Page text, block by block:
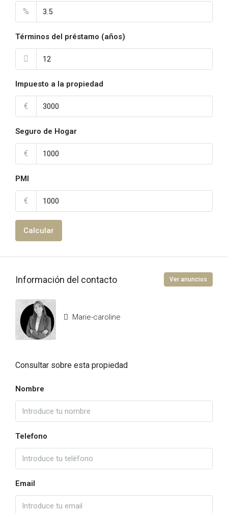
%
Términos del préstamo (años)
Impuesto a la propiedad
€
Seguro de Hogar
€
PMI
€
Calcular
Información del contacto Ver anuncios
Marie-caroline
Consultar sobre esta propiedad
Nombre
Telefono
Email